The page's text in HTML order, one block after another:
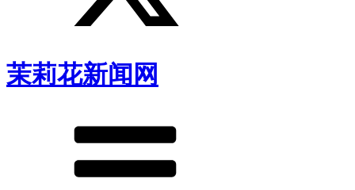
茉莉花新闻网